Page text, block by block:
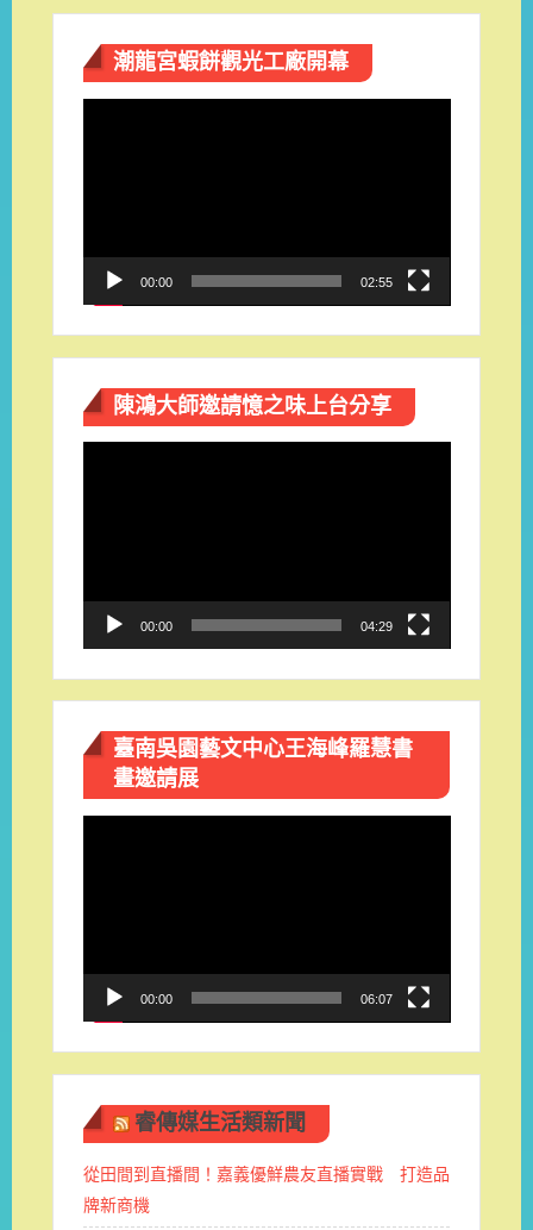
潮龍宮蝦餅觀光工廠開幕
00:00 02:55
陳鴻大師邀請憶之味上台分享
00:00 04:29
臺南吳園藝文中心王海峰羅慧書
畫邀請展
00:00 06:07
睿傳媒生活類新聞
從田間到直播間！嘉義優鮮農友直播實戰 打造品
牌新商機